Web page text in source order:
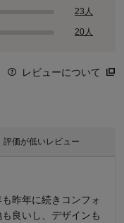
している（特に足幅部
トレッチがないので歩
が、歩きづらさは感じ
甲の高さ：高め
、小さすぎず足にフィ
部分）についているの
23人
20人
レビューについて
評価が低いレビュー
昨年に続きコンフォ
良いし、デザインも
す。 スニーカーサイ